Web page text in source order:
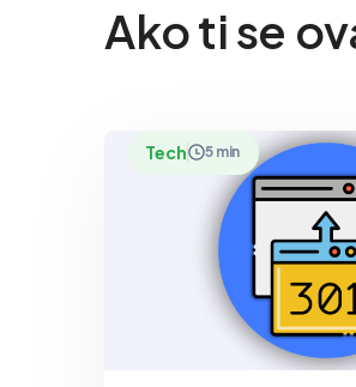
Ako ti se
Tech 5 min